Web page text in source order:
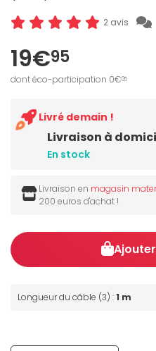
2 avis
19€95
dont éco-participation 0€05
Livraison à
En stock
Livré demain !
Livraison en magasin
200 euros d'achat !
Longueur du câble (3) :1 m